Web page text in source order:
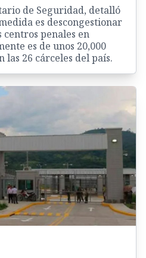
de Seguridad, detalló
es descongestionar
penales en
es de unos 20,000
26 cárceles del país.